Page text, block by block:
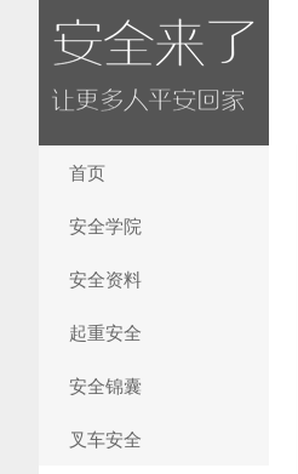
首页
安全学院
安全资料
起重安全
安全锦囊
叉车安全